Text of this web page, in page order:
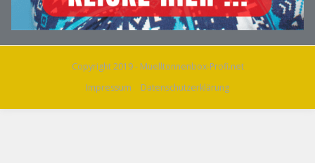
Copyright 2019 - Muelltonnenbox-Profi.net
Impressum
Datenschutzerklärung